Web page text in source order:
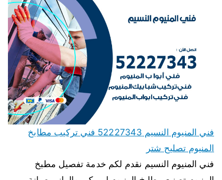
فني المنيوم النسيم 52227343 فني تركيب مطابخ
المنيوم تصليح شتر
فني المنيوم النسيم نقدم لكم خدمة تفصيل مطبخ